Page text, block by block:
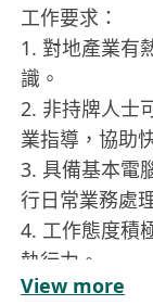
工作要求：
1. 對地產業有
識。
2. 非持牌人士
業指導，協助
3. 具備基本電
行日常業務處
4. 工作態度積
執行力。
5. 接受彈性工
View more